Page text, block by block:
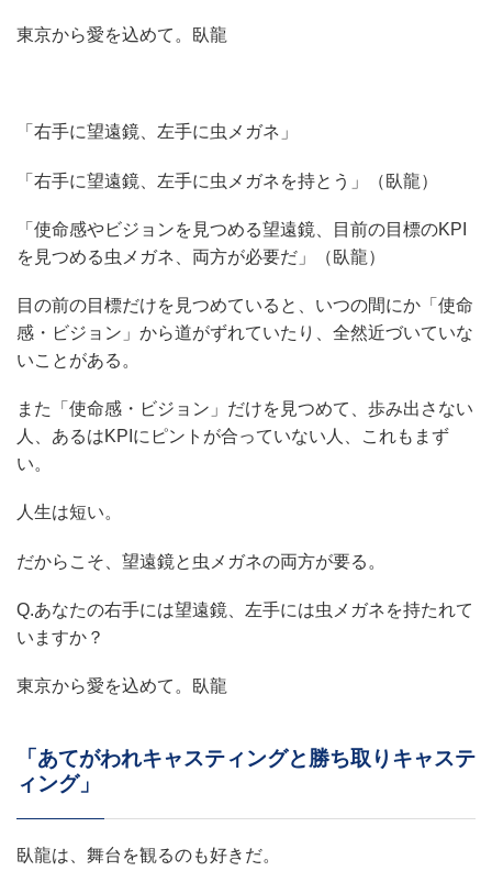
東京から愛を込めて。臥龍
「右手に望遠鏡、左手に虫メガネ」
「右手に望遠鏡、左手に虫メガネを持とう」（臥龍）
「使命感やビジョンを見つめる望遠鏡、目前の目標のKPI
を見つめる虫メガネ、両方が必要だ」（臥龍）
目の前の目標だけを見つめていると、いつの間にか「使命
感・ビジョン」から道がずれていたり、全然近づいていな
いことがある。
また「使命感・ビジョン」だけを見つめて、歩み出さない
人、あるはKPIにピントが合っていない人、これもまず
い。
人生は短い。
だからこそ、望遠鏡と虫メガネの両方が要る。
Q.あなたの右手には望遠鏡、左手には虫メガネを持たれて
いますか？
東京から愛を込めて。臥龍
「あてがわれキャスティングと勝ち取りキャステ
ィング」
臥龍は、舞台を観るのも好きだ。